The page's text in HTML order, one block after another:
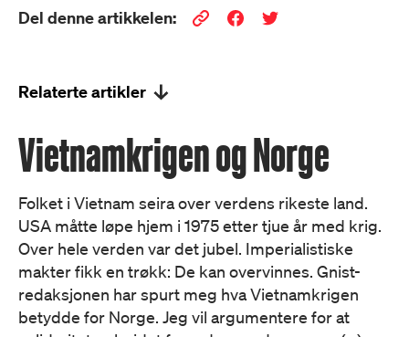
Del denne artikkelen:
Relaterte artikler
Vietnamkrigen og Norge
Folket i Vietnam seira over verdens rikeste land.
USA måtte løpe hjem i 1975 etter tjue år med krig.
Over hele verden var det jubel. Imperialistiske
makter fikk en trøkk: De kan overvinnes. Gnist-
redaksjonen har spurt meg hva Vietnamkrigen
betydde for Norge. Jeg vil argumentere for at